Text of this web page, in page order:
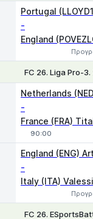
Portugal
-
England
FC 26. Liga Pro-
Netherlands
-
France (FRA)
90:00
England (ENG)
-
Italy (ITA)
FC 26.